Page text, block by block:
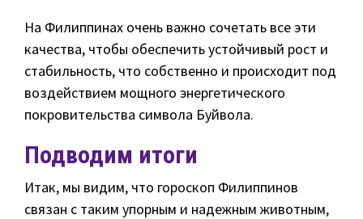
На Филиппинах очень важно сочетать все эти
качества, чтобы обеспечить устойчивый рост и
стабильность, что собственно и происходит под
воздействием мощного энергетического
покровительства символа Буйвола.
Подводим итоги
Итак, мы видим, что гороскоп Филиппинов
связан с таким упорным и надежным животным,